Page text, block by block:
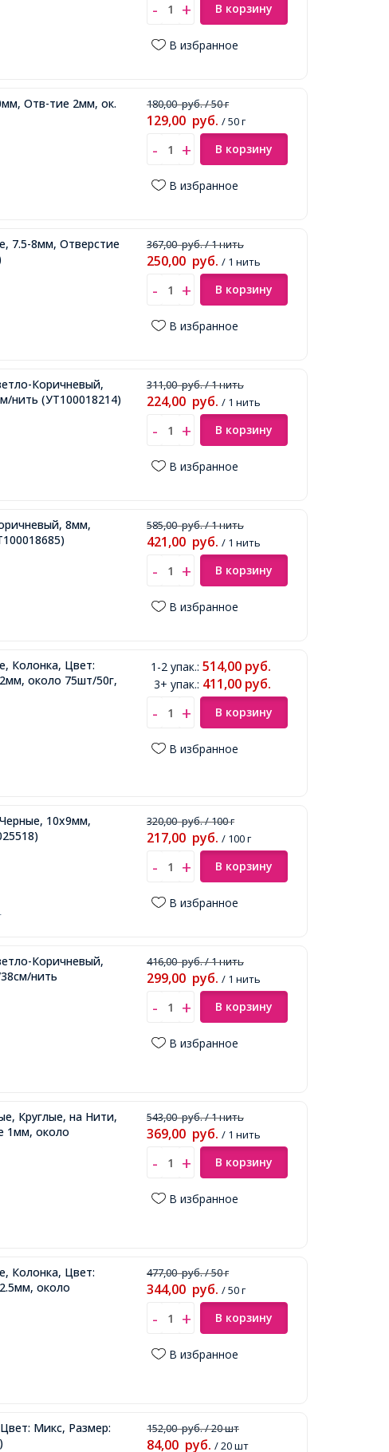
В корзину
В избранное
Отв-тие 2мм, ок.
180,00руб./ 50 г
129,00 руб. / 50 г
В корзину
В избранное
7.5-8мм, Отверстие
367,00руб./ 1 нить
250,00 руб. / 1 нить
В корзину
В избранное
Коричневый,
нить (УТ100018214)
311,00руб./ 1 нить
224,00 руб. / 1 нить
В корзину
В избранное
8мм,
585,00руб./ 1 нить
421,00 руб. / 1 нить
В корзину
В избранное
Колонка, Цвет:
около 75шт/50г,
1-2 упак.: 514,00 руб.
3+ упак.: 411,00 руб.
В корзину
В избранное
10х9мм,
320,00руб./ 100 г
217,00 руб. / 100 г
В корзину
В избранное
Коричневый,
нить
416,00руб./ 1 нить
299,00 руб. / 1 нить
В корзину
В избранное
Круглые, на Нити,
1мм, около
543,00руб./ 1 нить
369,00 руб. / 1 нить
В корзину
В избранное
Колонка, Цвет:
около
477,00руб./ 50 г
344,00 руб. / 50 г
В корзину
В избранное
Микс, Размер:
152,00руб./ 20 шт
84,00 руб. / 20 шт